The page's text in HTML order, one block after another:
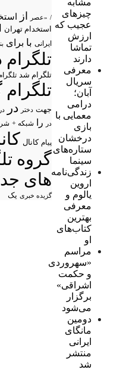
چیزهای
عجیب که
ارزش
تماشا
دارند
معرفی
سریال
آبان؛
درامی
معمایی با
بازی
درخشان
ستاره‌های
سینما
زندگی‌نامه
اروین
یالوم و
معرفی
بهترین
کتاب‌های
او
مراسم
«سهروردی
و حکمت
اشراقی»
برگزار
می‌شود
دومین
مانگای
ایرانی
منتشر
شد
/ «عصر از
استخدام تهران
ایرانی با برای
تلگرام
تلگرام شد
جهت دختر در
در
را شبکه +
پیام کانال
گروه
های
گزیده خبری یک